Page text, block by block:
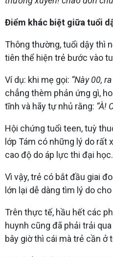
Điểm khác biệt giữa tuổi
Thông thường, tuổi dậy thì
tiên thể hiện trẻ bước vào
Ví dụ: khi mẹ gọi: “Này 00,
chẳng thèm phản ứng gì,
tĩnh và hãy tự nhủ rằng: “À!
Hội chứng tuổi teen, tuỳ
lớp Tám có những lý do rất
cao độ do áp lực thi đại học.
Vì vậy, trẻ có bắt đầu giai
lớn lại dễ dàng tìm lý do
Trên thực tế, hầu hết các
huynh cũng đã phải trải
bây giờ thì cái mà trẻ cần ở